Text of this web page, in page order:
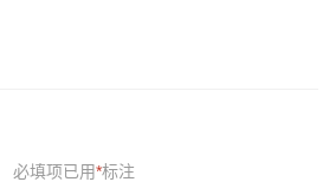
必填项已用*标注